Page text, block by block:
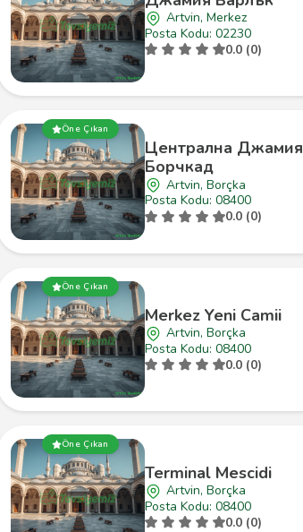
Artvin, Merkez
Posta Kodu: 02230
0.0 (0)
Öne Çıkan
Централна Джамия
Борчкад
Artvin, Borçka
Posta Kodu: 08400
0.0 (0)
Öne Çıkan
Merkez Yeni Camii
Artvin, Borçka
Posta Kodu: 08400
0.0 (0)
Öne Çıkan
Terminal Mescidi
Artvin, Borçka
Posta Kodu: 08400
0.0 (0)